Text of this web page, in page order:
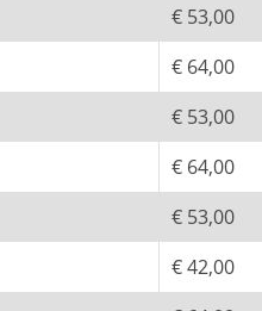
€ 53,00
€ 64,00
€ 53,00
€ 64,00
€ 53,00
€ 42,00